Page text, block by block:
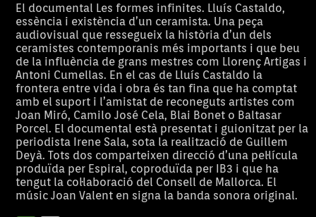
El documental Les formes infinites. Lluís Castaldo,
essència i existència d’un ceramista. Una peça
audiovisual que ressegueix la història d’un dels
ceramistes contemporanis més importants i que beu
de la influència de grans mestres com Llorenç Artigas i
Antoni Cumellas. En el cas de Lluís Castaldo la
frontera entre vida i obra és tan fina que ha comptat
amb el suport i l’amistat de reconeguts artistes com
Joan Miró, Camilo José Cela, Blai Bonet o Baltasar
Porcel. El documental està presentat i guionitzat per la
periodista Irene Sala, sota la realització de Guillem
Deyà. Tots dos comparteixen direcció d’una pel·lícula
produïda per Espiral, coproduïda per IB3 i que ha
tengut la col·laboració del Consell de Mallorca. El
músic Joan Valent en signa la banda sonora original.